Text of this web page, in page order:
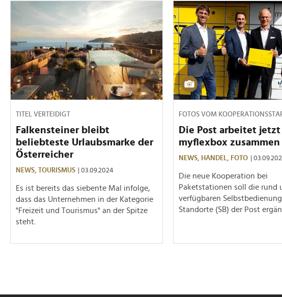
TITEL VERTEIDIGT
Falkensteiner bleibt
beliebteste Urlaubsmarke der
Österreicher
NEWS, TOURISMUS | 03.09.2024
Es ist bereits das siebente Mal infolge,
dass das Unternehmen in der Kategorie
"Freizeit und Tourismus" an der Spitze
steht.
FOTOS VOM
Die Post arbeitet
myflexbox zusammen
NEWS, HANDEL, FOTO |
Die neue Kooperation bei
Paketstationen soll die rund
verfügbaren
Standorte (SB) der Post